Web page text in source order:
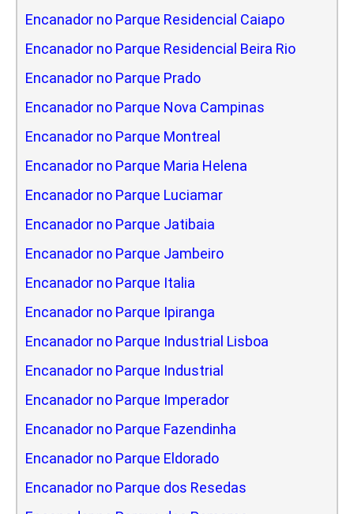
Encanador no Parque Residencial Caiapo
Encanador no Parque Residencial Beira Rio
Encanador no Parque Prado
Encanador no Parque Nova Campinas
Encanador no Parque Montreal
Encanador no Parque Maria Helena
Encanador no Parque Luciamar
Encanador no Parque Jatibaia
Encanador no Parque Jambeiro
Encanador no Parque Italia
Encanador no Parque Ipiranga
Encanador no Parque Industrial Lisboa
Encanador no Parque Industrial
Encanador no Parque Imperador
Encanador no Parque Fazendinha
Encanador no Parque Eldorado
Encanador no Parque dos Resedas